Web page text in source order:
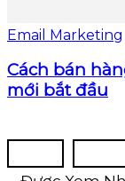
Email Marketing
Cách bán
mới bắt đầu